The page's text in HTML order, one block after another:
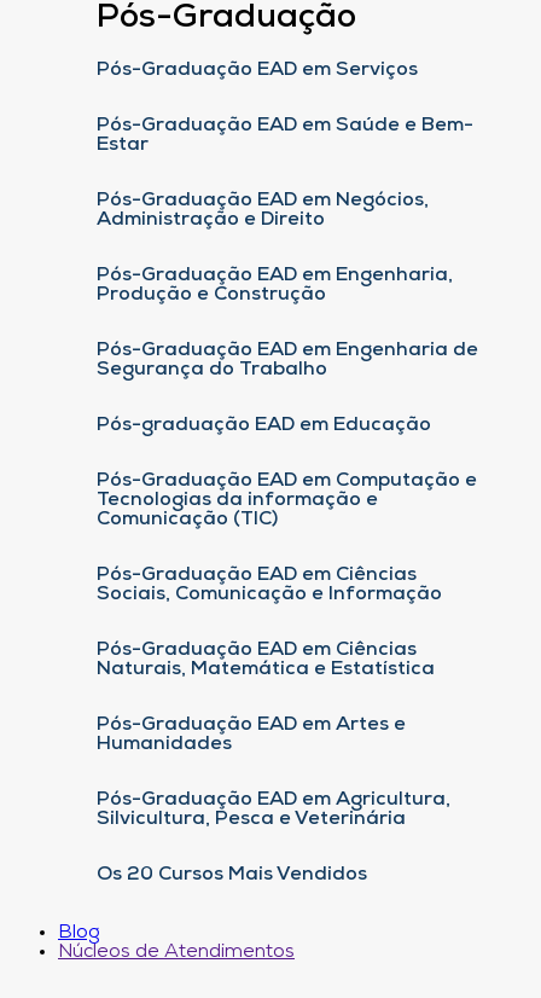
Pós-Graduação
Pós-Graduação EAD em Serviços
Pós-Graduação EAD em Saúde e Bem-
Estar
Pós-Graduação EAD em Negócios,
Administração e Direito
Pós-Graduação EAD em Engenharia,
Produção e Construção
Pós-Graduação EAD em Engenharia de
Segurança do Trabalho
Pós-graduação EAD em Educação
Pós-Graduação EAD em Computação e
Tecnologias da informação e
Comunicação (TIC)
Pós-Graduação EAD em Ciências
Sociais, Comunicação e Informação
Pós-Graduação EAD em Ciências
Naturais, Matemática e Estatística
Pós-Graduação EAD em Artes e
Humanidades
Pós-Graduação EAD em Agricultura,
Silvicultura, Pesca e Veterinária
Os 20 Cursos Mais Vendidos
Blog
Núcleos de Atendimentos